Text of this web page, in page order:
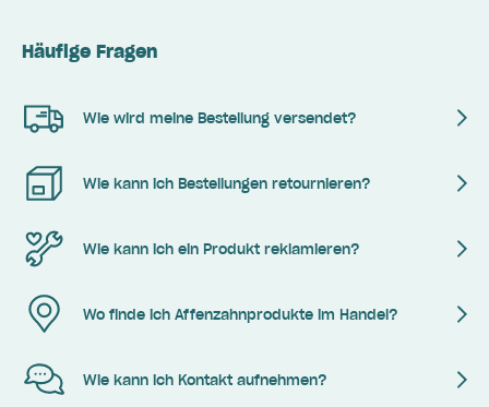
Häufige Fragen
Wie wird meine Bestellung versendet?
Wie kann ich Bestellungen retournieren?
Wie kann ich ein Produkt reklamieren?
Wo finde ich Affenzahnprodukte im Handel?
Wie kann ich Kontakt aufnehmen?